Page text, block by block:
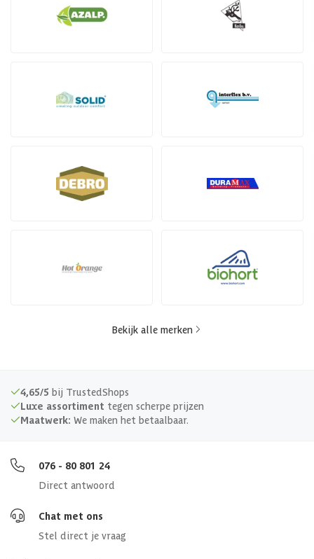
Bekijk alle merken
4,65/5 bij TrustedShops
Luxe assortiment tegen scherpe prijzen
Maatwerk: We maken het betaalbaar.
076 - 80 801 24
Direct antwoord
Chat met ons
Stel direct je vraag